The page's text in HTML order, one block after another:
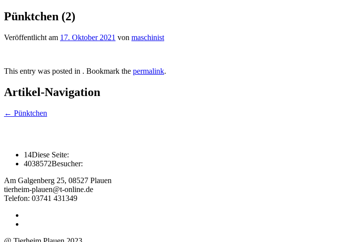
Pünktchen (2)
Veröffentlicht am 17. Oktober 2021 von maschinist
This entry was posted in . Bookmark the permalink.
Artikel-Navigation
← Pünktchen
14Diese Seite:
4038572Besucher:
Am Galgenberg 25, 08527 Plauen
tierheim-plauen@t-online.de
Telefon: 03741 431349